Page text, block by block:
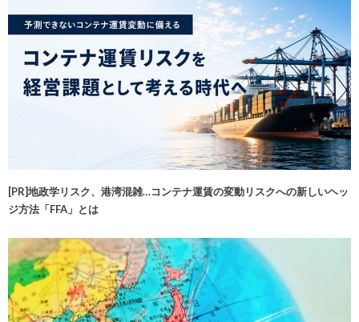
[PR]地政学リスク、港湾混雑…コンテナ運賃の変動リスクへの新しいヘッ
ジ方法「FFA」とは